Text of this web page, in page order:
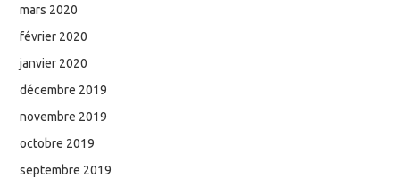
mars 2020
février 2020
janvier 2020
décembre 2019
novembre 2019
octobre 2019
septembre 2019